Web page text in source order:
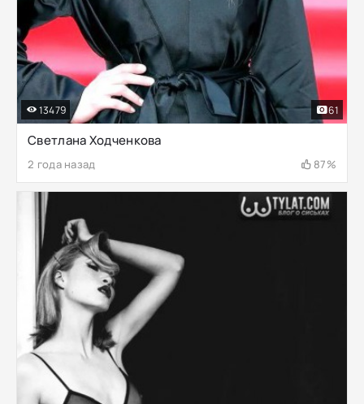
Светлана Ходченкова
2 года назад 87%
13479 61